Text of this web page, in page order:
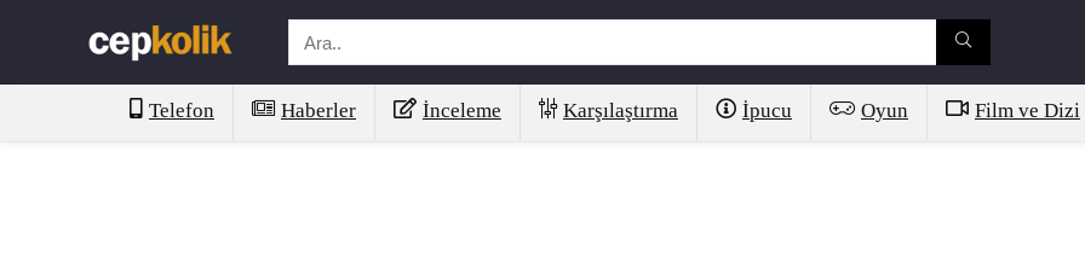
Telefon Haberler İnceleme Karşılaştırma İpucu Oyun Film ve Dizi